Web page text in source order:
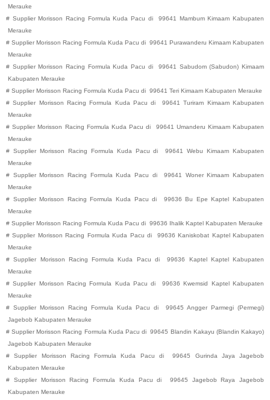
Merauke
# Supplier Morisson Racing Formula Kuda Pacu di 99641 Mambum Kimaam Kabupaten
Merauke
# Supplier Morisson Racing Formula Kuda Pacu di 99641 Purawanderu Kimaam Kabupaten
Merauke
# Supplier Morisson Racing Formula Kuda Pacu di 99641 Sabudom (Sabudon) Kimaam
Kabupaten Merauke
# Supplier Morisson Racing Formula Kuda Pacu di 99641 Teri Kimaam Kabupaten Merauke
# Supplier Morisson Racing Formula Kuda Pacu di 99641 Turiram Kimaam Kabupaten
Merauke
# Supplier Morisson Racing Formula Kuda Pacu di 99641 Umanderu Kimaam Kabupaten
Merauke
# Supplier Morisson Racing Formula Kuda Pacu di 99641 Webu Kimaam Kabupaten
Merauke
# Supplier Morisson Racing Formula Kuda Pacu di 99641 Woner Kimaam Kabupaten
Merauke
# Supplier Morisson Racing Formula Kuda Pacu di 99636 Bu Epe Kaptel Kabupaten
Merauke
# Supplier Morisson Racing Formula Kuda Pacu di 99636 Ihalik Kaptel Kabupaten Merauke
# Supplier Morisson Racing Formula Kuda Pacu di 99636 Kaniskobat Kaptel Kabupaten
Merauke
# Supplier Morisson Racing Formula Kuda Pacu di 99636 Kaptel Kaptel Kabupaten
Merauke
# Supplier Morisson Racing Formula Kuda Pacu di 99636 Kwemsid Kaptel Kabupaten
Merauke
# Supplier Morisson Racing Formula Kuda Pacu di 99645 Angger Parmegi (Permegi)
Jagebob Kabupaten Merauke
# Supplier Morisson Racing Formula Kuda Pacu di 99645 Blandin Kakayu (Blandin Kakayo)
Jagebob Kabupaten Merauke
#
Supplier Morisson Racing Formula Kuda Pacu di 99645 Gurinda Jaya
Jagebob
Kabupaten Merauke
#
Supplier Morisson Racing Formula Kuda Pacu di 99645 Jagebob Raya
Jagebob
Kabupaten Merauke